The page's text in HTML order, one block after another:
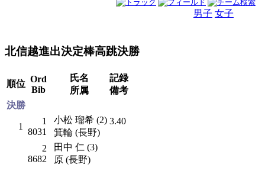
男子 女子
北信越進出決定棒高跳決勝
順位 Ord
Bib
氏名
所属
記録
備考
決勝
1
1
8031
小松 瑠希 (2)
箕輪 (長野)
3.40
2
8682
田中 仁 (3)
原 (長野)